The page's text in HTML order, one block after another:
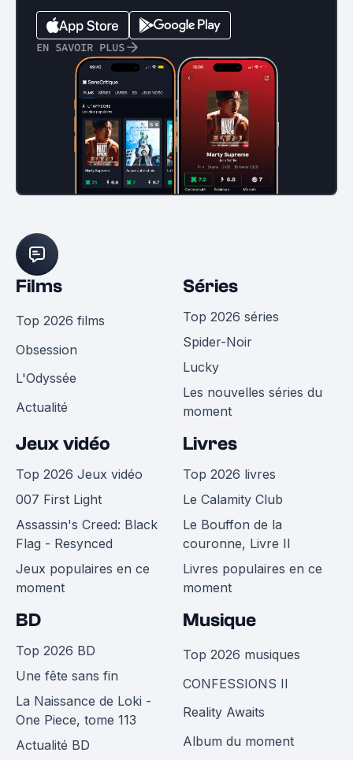
EN SAVOIR PLUS
Films
Top 2026 films
Obsession
L'Odyssée
Actualité
Séries
Top 2026 séries
Spider-Noir
Lucky
Les nouvelles séries du
moment
Jeux vidéo
Top 2026 Jeux vidéo
007 First Light
Assassin's Creed: Black
Flag - Resynced
Jeux populaires en ce
moment
Livres
Top 2026 livres
Le Calamity Club
Le Bouffon de la
couronne, Livre II
Livres populaires en ce
moment
BD
Top 2026 BD
Une fête sans fin
La Naissance de Loki -
One Piece, tome 113
Actualité BD
Musique
Top 2026 musiques
CONFESSIONS II
Reality Awaits
Album du moment